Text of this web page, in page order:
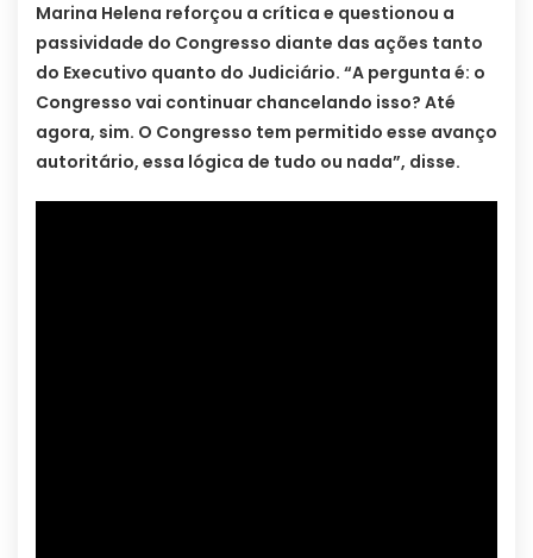
Marina Helena reforçou a crítica e questionou a
passividade do Congresso diante das ações tanto
do Executivo quanto do Judiciário. “A pergunta é: o
Congresso vai continuar chancelando isso? Até
agora, sim. O Congresso tem permitido esse avanço
autoritário, essa lógica de tudo ou nada”, disse.